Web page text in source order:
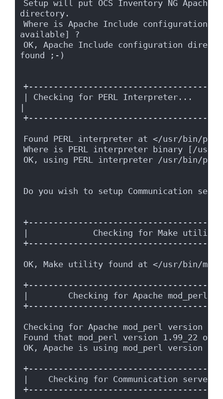
Setup will put OCS Inventory NG
directory.
Where is Apache Include configuration
available] ?
OK, Apache Include configuration
found ;-)
| Checking for PERL Interpreter...
|
Found PERL interpreter at </usr/bin/
Where is PERL interpreter binary [/
OK, using PERL interpreter /usr/bin/
Do you wish to setup Communication
|             Checking for Make
OK, Make utility found at </usr/bin/
|        Checking for Apache
Checking for Apache mod_perl version
Found that mod_perl version 1.99_22
OK, Apache is using mod_perl version
|    Checking for Communication